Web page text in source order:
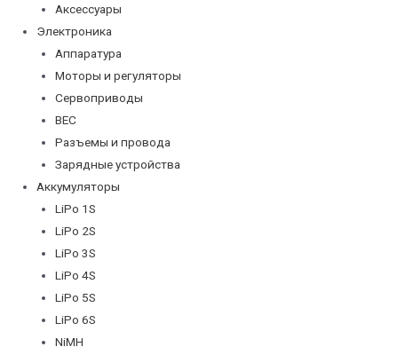
Аксессуары
Электроника
Аппаратура
Моторы и регуляторы
Сервоприводы
BEC
Разъемы и провода
Зарядные устройства
Аккумуляторы
LiPo 1S
LiPo 2S
LiPo 3S
LiPo 4S
LiPo 5S
LiPo 6S
NiMH